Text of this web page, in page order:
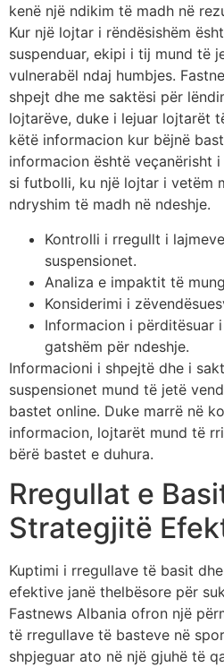
kenë një ndikim të madh në
Kur një lojtar i rëndësishëm
suspenduar, ekipi i tij mund të
vulnerabël ndaj humbjes.
shpejt dhe me saktësi për
lojtarëve, duke i lejuar lojtarët
këtë informacion kur bëjnë
informacion është veçanërisht
si futbolli, ku një lojtar i vetëm
ndryshim të madh në ndeshje.
Kontrolli i rregullt i
suspensionet.
Analiza e impaktit të
Konsiderimi i
Informacion i përditësuar
gatshëm për ndeshje.
Informacioni i shpejtë dhe i
suspensionet mund të jetë
bastet online. Duke marrë në
informacion, lojtarët mund të
bërë bastet e duhura.
Rregullat e
Strategjitë
Kuptimi i rregullave të basit
efektive janë thelbësore për
Fastnews Albania ofron një
të rregullave të basteve në
shpjeguar ato në një gjuhë të